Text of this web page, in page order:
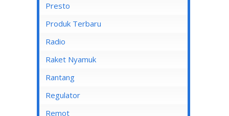
Presto
Produk Terbaru
Radio
Raket Nyamuk
Rantang
Regulator
Remot